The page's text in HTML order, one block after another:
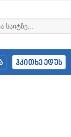
ჰკითხე ედუს